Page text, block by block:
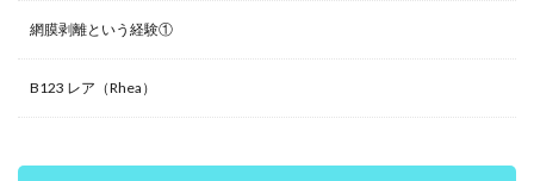
網膜剥離という経験①
B123 レア（Rhea）